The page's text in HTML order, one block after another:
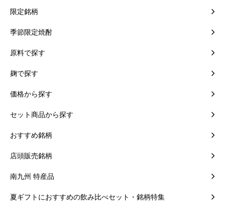
限定銘柄
季節限定焼酎
原料で探す
麹で探す
価格から探す
セット商品から探す
おすすめ銘柄
店頭販売銘柄
南九州 特産品
夏ギフトにおすすめの飲み比べセット・銘柄特集